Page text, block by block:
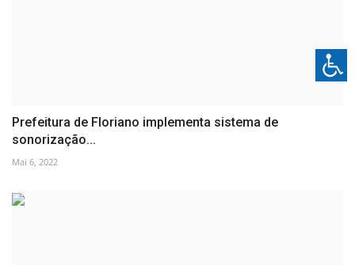
Prefeitura de Floriano implementa sistema de
sonorização...
Mai 6, 2022